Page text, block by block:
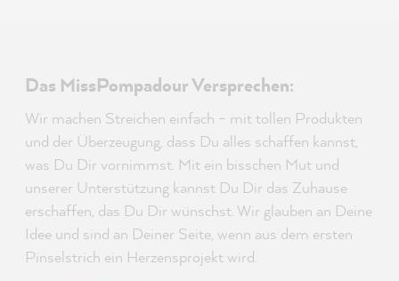
Das MissPompadour Versprechen:
Wir machen Streichen einfach – mit tollen Produkten
und der Überzeugung, dass Du alles schaffen kannst,
was Du Dir vornimmst. Mit ein bisschen Mut und
unserer Unterstützung kannst Du Dir das Zuhause
erschaffen, das Du Dir wünschst. Wir glauben an Deine
Idee und sind an Deiner Seite, wenn aus dem ersten
Pinselstrich ein Herzensprojekt wird.